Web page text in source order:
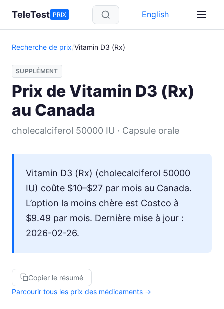
Aller au contenu principal
TeleTest PRIX English
Recherche de prix/Vitamin D3 (Rx)
SUPPLÉMENT
Prix de Vitamin D3 (Rx)
au Canada
cholecalciferol 50000 IU · Capsule orale
Vitamin D3 (Rx) (cholecalciferol 50000
IU) coûte $10–$27 par mois au Canada.
L’option la moins chère est Costco à
$9.49 par mois. Dernière mise à jour :
2026-02-26.
Copier le résumé
Parcourir tous les prix des médicaments →